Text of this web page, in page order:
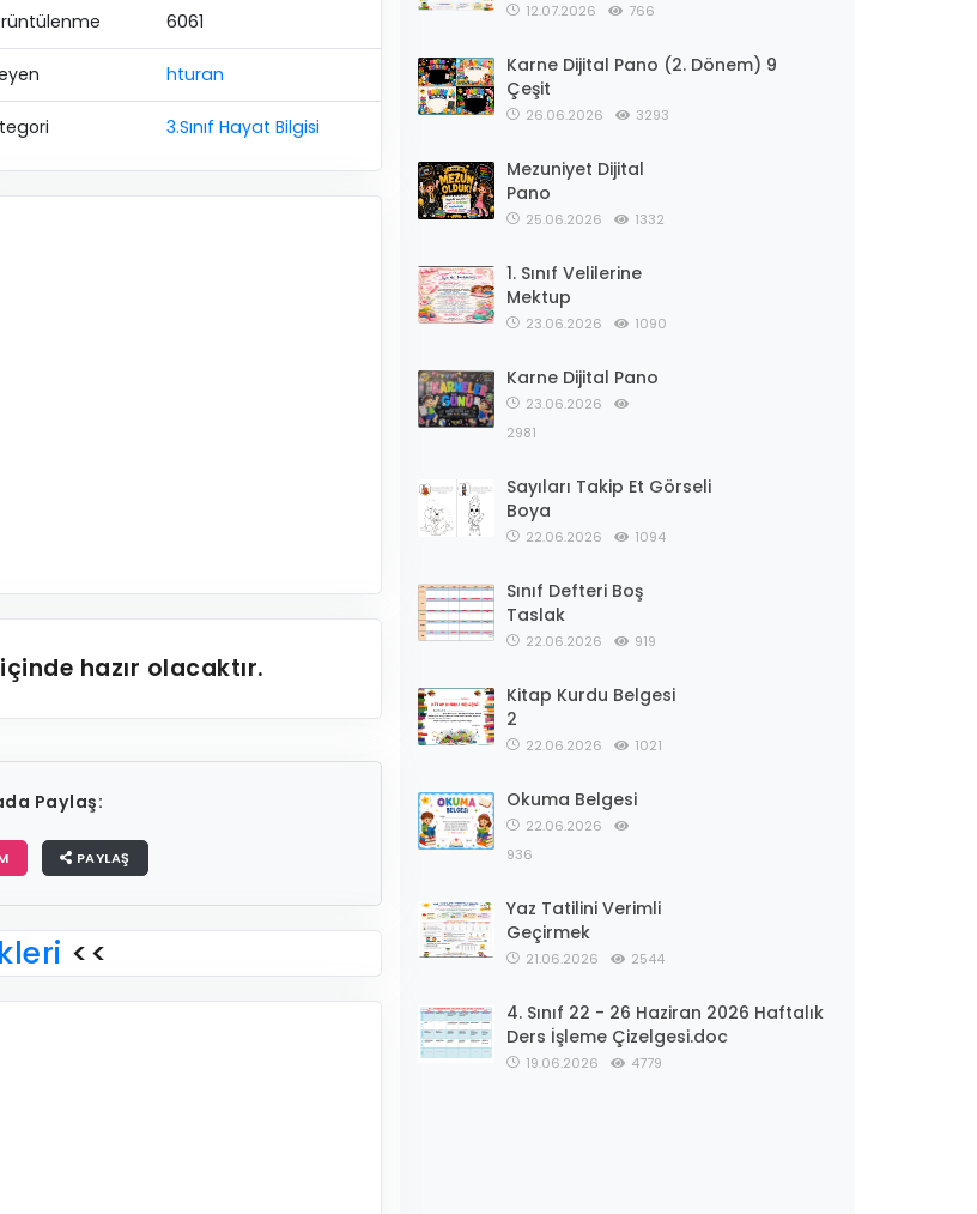
6061
hturan
3.Sınıf Hayat Bilgisi
hazır olacaktır.
Paylaş:
PAYLAŞ
<<
12.07.2026 766
Karne Dijital Pano (2. Dönem) 9
Çeşit
26.06.2026 3293
Mezuniyet Dijital
Pano
25.06.2026 1332
1. Sınıf Velilerine
Mektup
23.06.2026 1090
Karne Dijital Pano
23.06.2026
2981
Sayıları Takip Et Görseli
Boya
22.06.2026 1094
Sınıf Defteri Boş
Taslak
22.06.2026 919
Kitap Kurdu Belgesi
2
22.06.2026 1021
Okuma Belgesi
22.06.2026
936
Yaz Tatilini Verimli
Geçirmek
21.06.2026 2544
4. Sınıf 22 - 26 Haziran 2026 Haftalık
Ders İşleme Çizelgesi.doc
19.06.2026 4779